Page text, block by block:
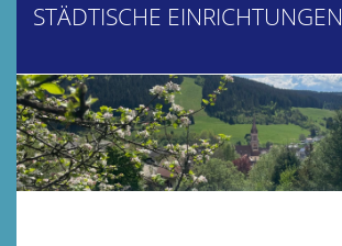
STÄDTISCHE EINRICHTUNGEN